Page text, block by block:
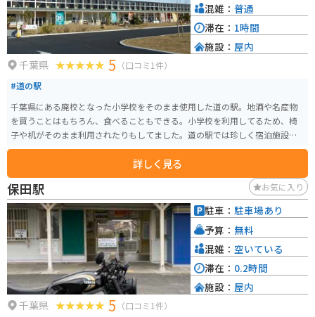
千葉県 5 （口コミ1件）
#道の駅
千葉県にある廃校となった小学校をそのまま使用した道の駅。地酒や名産物
を買うことはもちろん、食べることもできる。小学校を利用してるため、椅
子や机がそのまま利用されたりもしてました。道の駅では珍しく宿泊施設も
あり、お湯にも浸かれる施設もある。
詳しく見る
混雑： 普通
滞在： 1時間
施設： 屋内
保田駅 お気に入り
千葉県 5 （口コミ1件）
駐車： 駐車場あり
予算： 無料
混雑： 空いている
滞在： 0.2時間
施設： 屋内